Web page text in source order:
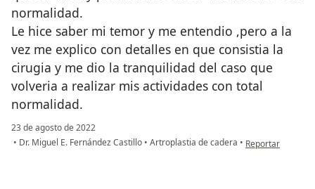
normalidad.
Le hice saber mi temor y me entendio ,pero a la
vez me explico con detalles en que consistia la
cirugia y me dio la tranquilidad del caso que
volveria a realizar mis actividades con total
normalidad.
23 de agosto de 2022
• Dr. Miguel E. Fernández Castillo • Artroplastia de cadera • en opinión del
Reportar